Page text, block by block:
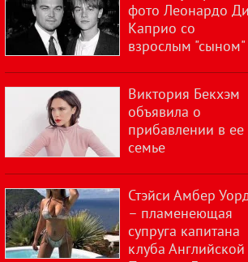
фото Леонардо Ди
Каприо со
взрослым "сыном"
Виктория Бекхэм
объявила о
прибавлении в ее
семье
Стэйси Амбер
– пламенеющая
супруга капитана
клуба Английской